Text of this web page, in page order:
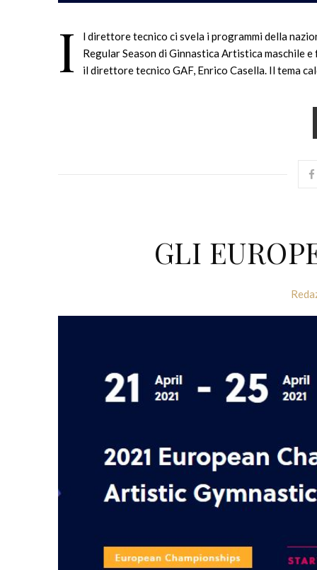
I
l direttore tecnico ci svela i programmi della
Regular Season di Ginnastica Artistica maschile
il direttore tecnico GAF, Enrico Casella. Il tema
GLI